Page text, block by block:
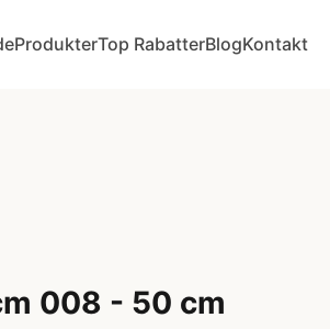
ProdukterTop RabatterBlogKontakt
008 - 50 cm